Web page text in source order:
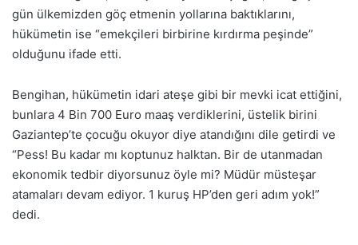
gün ülkemizden göç etmenin yollarına baktıklarını,
hükümetin ise “emekçileri birbirine kırdırma peşinde”
olduğunu ifade etti.
Bengihan, hükümetin idari ateşe gibi bir mevki icat ettiğini,
bunlara 4 Bin 700 Euro maaş verdiklerini, üstelik birini
Gaziantep’te çocuğu okuyor diye atandığını dile getirdi ve
“Pess! Bu kadar mı koptunuz halktan. Bir de utanmadan
ekonomik tedbir diyorsunuz öyle mi? Müdür müsteşar
atamaları devam ediyor. 1 kuruş HP’den geri adım yok!”
dedi.